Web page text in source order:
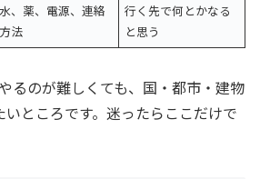
水、薬、電源、連絡
方法
行く先で何とかなる
と思う
るのが難しくても、国・都市・建物
ところです。迷ったらここだけで